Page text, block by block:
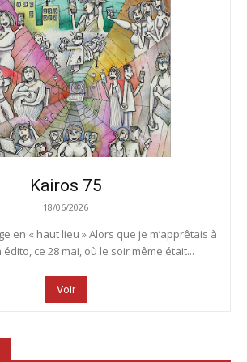
Kairos 75
18/06/2026
en « haut lieu » Alors que je m’apprêtais à
ce 28 mai, où le soir même était...
Voir